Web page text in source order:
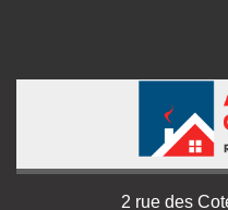
2 rue des